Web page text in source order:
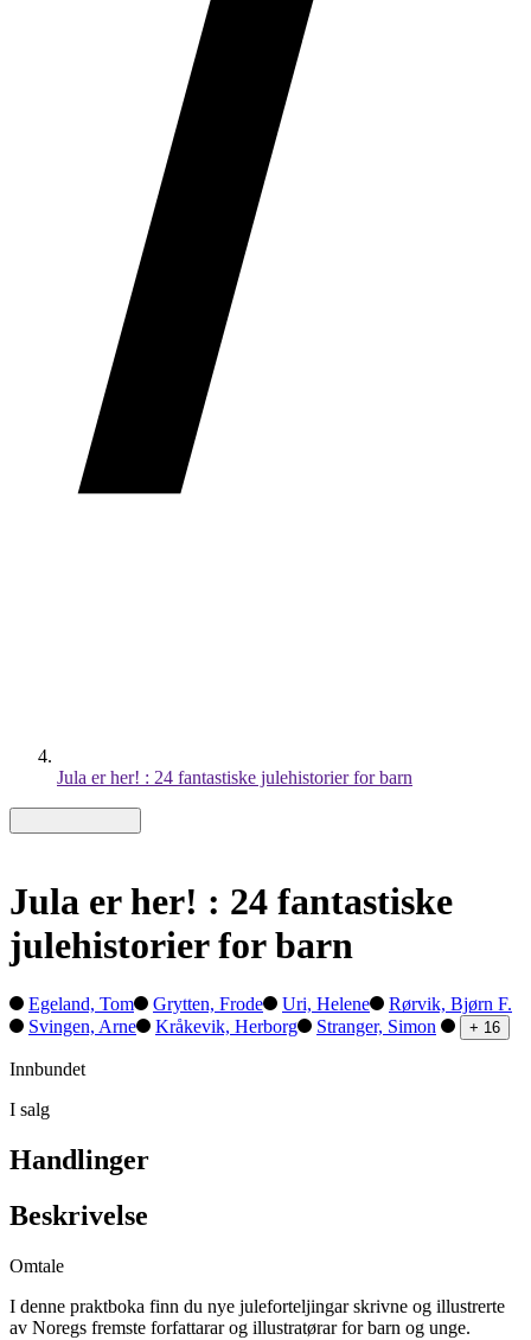
Jula er her! : 24 fantastiske julehistorier for barn
Jula er her! : 24 fantastiske
julehistorier for barn
Egeland, Tom Grytten, Frode Uri, Helene
Rørvik, Bjørn F.
Svingen, Arne
Kråkevik, Herborg Stranger, Simon + 16
Innbundet
I salg
Handlinger
Beskrivelse
Omtale
I denne praktboka finn du nye juleforteljingar skrivne og illustrerte
av Noregs fremste forfattarar og illustratørar for barn og unge.